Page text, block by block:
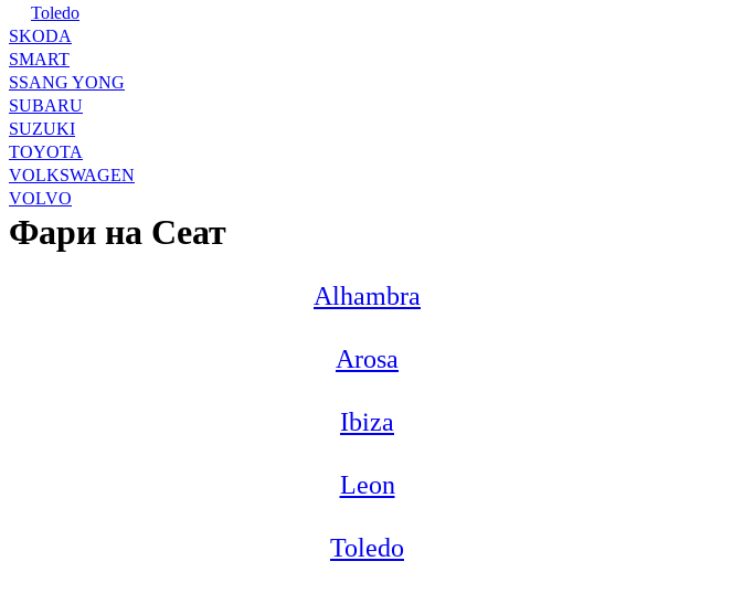
Toledo
SKODA
SMART
SSANG YONG
SUBARU
SUZUKI
TOYOTA
VOLKSWAGEN
VOLVO
Фари на Сеат
Alhambra
Arosa
Ibiza
Leon
Toledo